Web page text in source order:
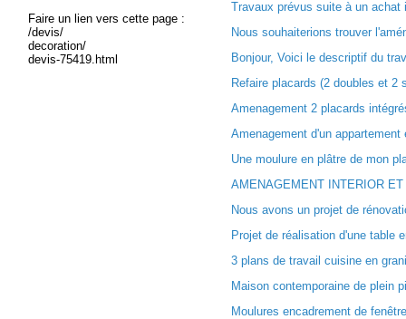
Faire un lien vers cette page :
/devis/
decoration/
devis-75419.html
Travaux prévus suite à un achat
Nous souhaiterions trouver
Bonjour, Voici le descriptif du
Refaire placards (2 doubles et 2
Amenagement 2 placards
Amenagement d'un appartement
Une moulure en plâtre de mon
AMENAGEMENT INTERIOR
Nous avons un projet de
Projet de réalisation d'une table
3 plans de travail cuisine en
Maison contemporaine de plein
Moulures encadrement de